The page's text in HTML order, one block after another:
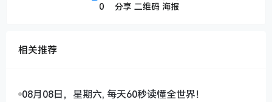
0 分享 二维码 海报
相关推荐
08月08日，星期六, 每天60秒读懂全世界！